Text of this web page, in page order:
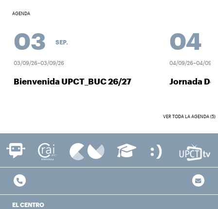
AGENDA
03 SEP.
03/09/26–03/09/26
Bienvenida UPCT_BUC 26/27
04
04/09/26–04/09/26
Jornada
VER TODA LA AGENDA (5)
EL CENTRO